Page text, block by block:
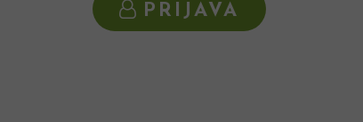
PRIJAVA